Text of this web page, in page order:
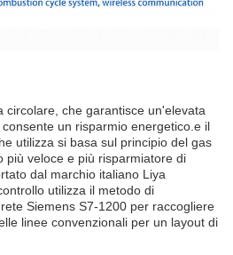
circolare, che garantisce un'elevata
un risparmio energetico.e il
utilizza si basa sul principio del gas
più veloce e più risparmiatore di
dal marchio italiano Liya
utilizza il metodo di
Siemens S7-1200 per raccogliere
linee convenzionali per un layout di